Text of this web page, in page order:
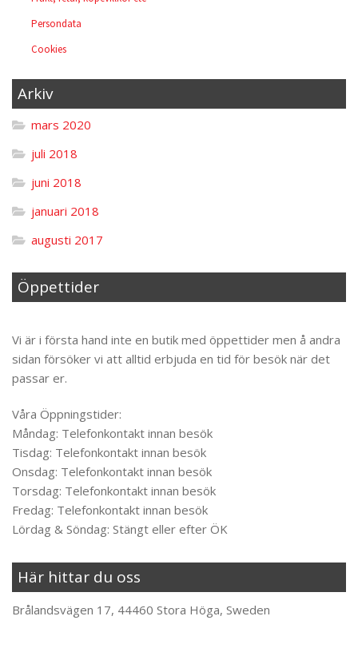
Persondata
Cookies
Arkiv
mars 2020
juli 2018
juni 2018
januari 2018
augusti 2017
Öppettider
Vi är i första hand inte en butik med öppettider men å andra
sidan försöker vi att alltid erbjuda en tid för besök när det
passar er.
Våra Öppningstider:
Måndag: Telefonkontakt innan besök
Tisdag: Telefonkontakt innan besök
Onsdag: Telefonkontakt innan besök
Torsdag: Telefonkontakt innan besök
Fredag: Telefonkontakt innan besök
Lördag & Söndag: Stängt eller efter ÖK
Här hittar du oss
Brålandsvägen 17, 44460 Stora Höga, Sweden